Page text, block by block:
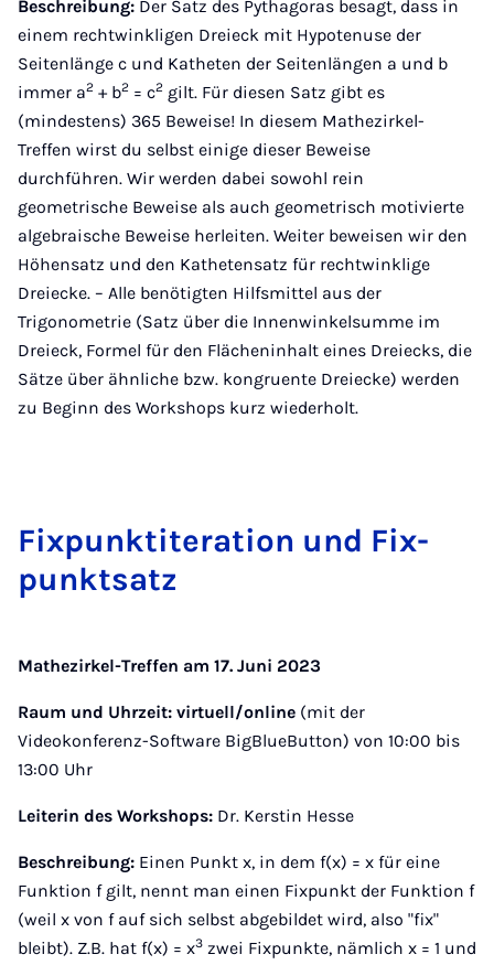
Beschreibung: Der Satz des Pythagoras besagt, dass in
einem rechtwinkligen Dreieck mit Hypotenuse der
Seitenlänge c und Katheten der Seitenlängen a und b
immer a2 + b2 = c2 gilt. Für diesen Satz gibt es
(mindestens) 365 Beweise! In diesem Mathezirkel-
Treffen wirst du selbst einige dieser Beweise
durchführen. Wir werden dabei sowohl rein
geometrische Beweise als auch geometrisch motivierte
algebraische Beweise herleiten. Weiter beweisen wir den
Höhensatz und den Kathetensatz für rechtwinklige
Dreiecke. – Alle benötigten Hilfsmittel aus der
Trigonometrie (Satz über die Innenwinkelsumme im
Dreieck, Formel für den Flächeninhalt eines Dreiecks, die
Sätze über ähnliche bzw. kongruente Dreiecke) werden
zu Beginn des Workshops kurz wiederholt.
Fix­punk­tit­er­a­tion und Fix­
punkt­satz
Mathezirkel-Treffen am 17. Juni 2023
Raum und Uhrzeit: virtuell/online (mit der
Videokonferenz-Software BigBlueButton) von 10:00 bis
13:00 Uhr
Leiterin des Workshops: Dr. Kerstin Hesse
Beschreibung: Einen Punkt x, in dem f(x) = x für eine
Funktion f gilt, nennt man einen Fixpunkt der Funktion f
(weil x von f auf sich selbst abgebildet wird, also "fix"
bleibt). Z.B. hat f(x) = x3 zwei Fixpunkte, nämlich x = 1 und